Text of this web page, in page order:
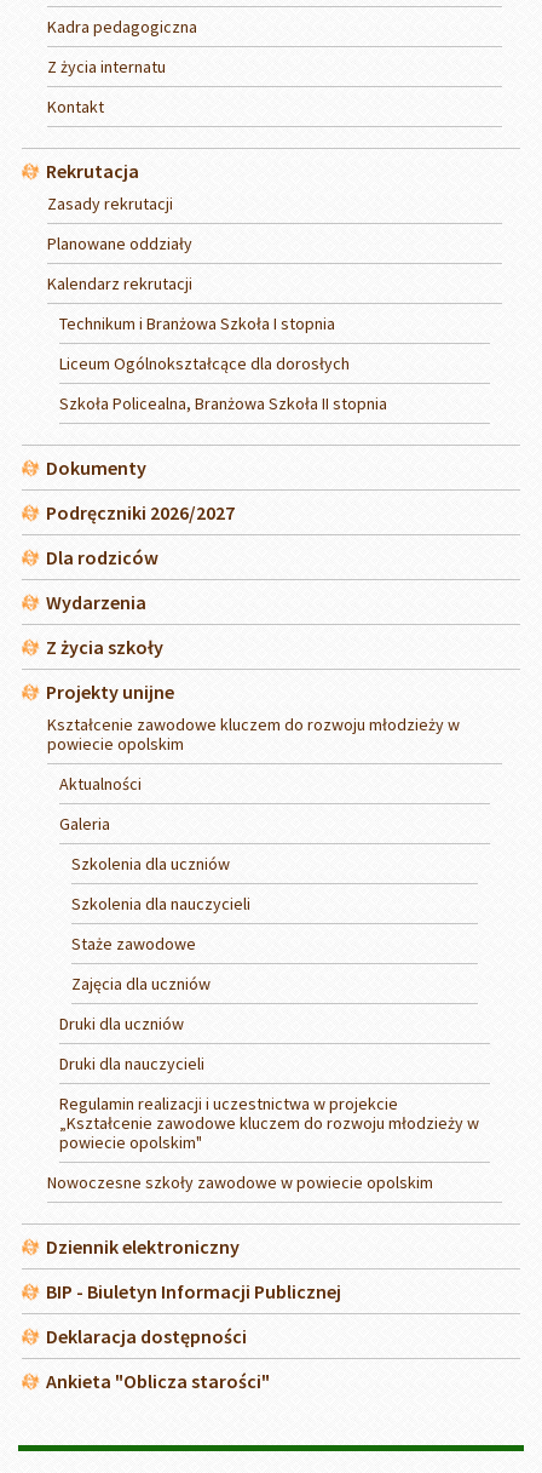
Kadra pedagogiczna
Z życia internatu
Kontakt
Rekrutacja
Zasady rekrutacji
Planowane oddziały
Kalendarz rekrutacji
Technikum i Branżowa Szkoła I stopnia
Liceum Ogólnokształcące dla dorosłych
Szkoła Policealna, Branżowa Szkoła II stopnia
Dokumenty
Podręczniki 2026/2027
Dla rodziców
Wydarzenia
Z życia szkoły
Projekty unijne
Kształcenie zawodowe kluczem do rozwoju młodzieży w
powiecie opolskim
Aktualności
Galeria
Szkolenia dla uczniów
Szkolenia dla nauczycieli
Staże zawodowe
Zajęcia dla uczniów
Druki dla uczniów
Druki dla nauczycieli
Regulamin realizacji i uczestnictwa w projekcie
„Kształcenie zawodowe kluczem do rozwoju młodzieży w
powiecie opolskim"
Nowoczesne szkoły zawodowe w powiecie opolskim
Dziennik elektroniczny
BIP - Biuletyn Informacji Publicznej
Deklaracja dostępności
Ankieta "Oblicza starości"